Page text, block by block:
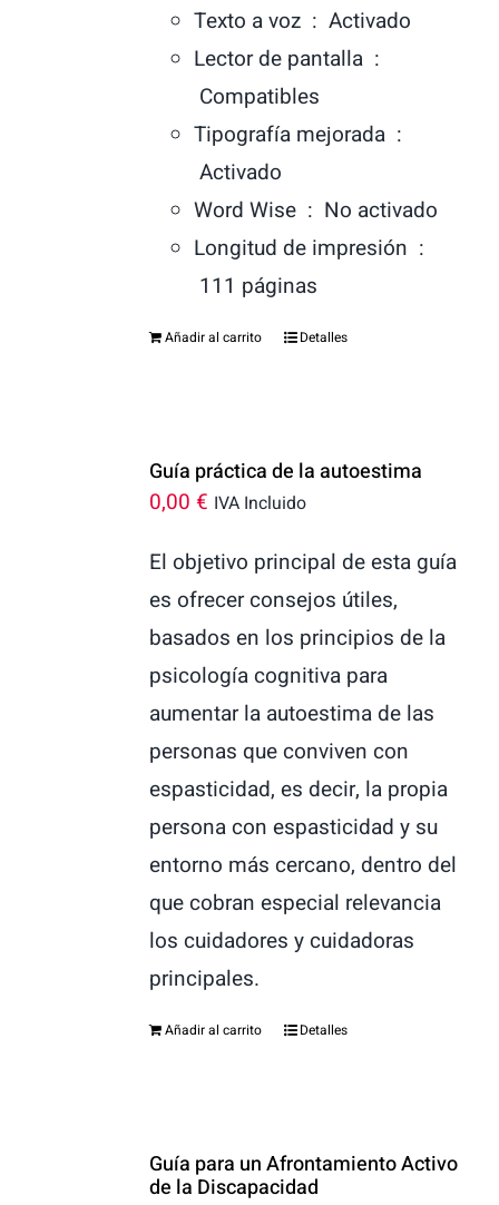
Texto a voz ‏ : ‎ Activado
Lector de pantalla ‏ :
Compatibles
Tipografía mejorada ‏ :
Activado
Word Wise ‏ : ‎ No activado
Longitud de impresión ‏ :
111 páginas
Añadir al carrito Detalles
Guía práctica de la autoestima
0,00 € IVA Incluido
El objetivo principal de esta guía
es ofrecer consejos útiles,
basados en los principios de la
psicología cognitiva para
aumentar la autoestima de las
personas que conviven con
espasticidad, es decir, la propia
persona con espasticidad y su
entorno más cercano, dentro del
que cobran especial relevancia
los cuidadores y cuidadoras
principales.
Añadir al carrito Detalles
Guía para un Afrontamiento Activo
de la Discapacidad